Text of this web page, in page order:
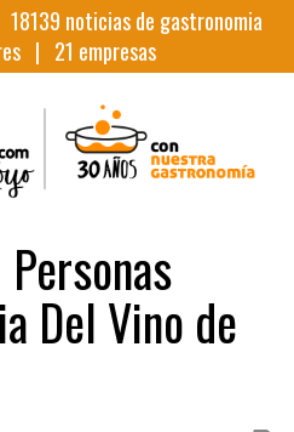
18139 noticias de gastronomia
| 21 empresas
Del Vino de